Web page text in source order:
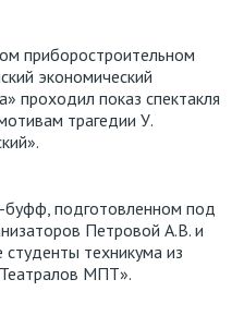
приборостроительном
экономический
проходил показ спектакля
трагедии У.
буфф, подготовленном под
Петровой А.В. и
студенты техникума из
МПТ».